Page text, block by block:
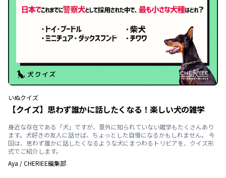
いぬクイズ
【クイズ】思わず誰かに話したくなる！楽しい犬の雑学
身近な存在である「犬」ですが、意外に知られていない雑学もたくさんあり
ます。犬好きの友人に話せば、ちょっとした自慢になるかもしれません。 今
回は、思わず誰かに話したくなるような犬にまつわるトリビアを、クイズ形
式でご紹介します。
Aya /CHERIEE編集部